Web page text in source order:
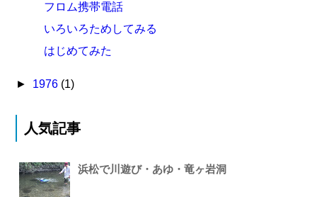
フロム携帯電話
いろいろためしてみる
はじめてみた
► 1976 (1)
人気記事
浜松で川遊び・あゆ・竜ヶ岩洞